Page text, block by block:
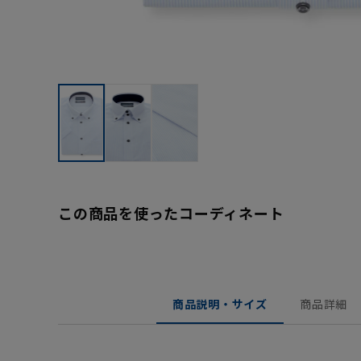
この商品を使ったコーディネート
商品説明・サイズ 商品詳細